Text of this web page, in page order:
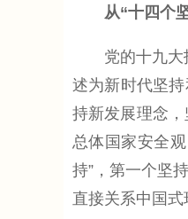
从“十四个
党的十九大报
述为新时代坚
持新发展理念
总体国家安全
持”，第一个坚
直接关系中国